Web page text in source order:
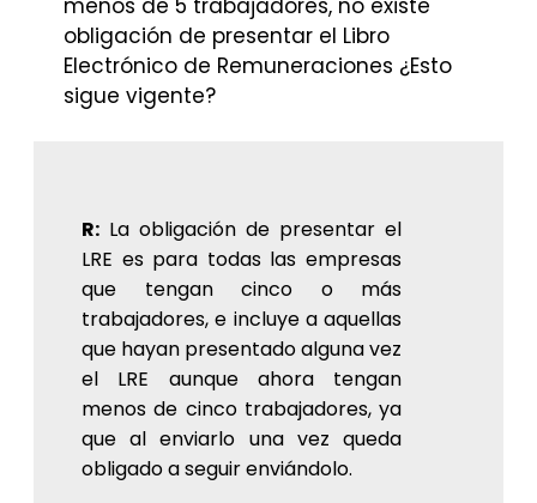
menos de 5 trabajadores, no existe
obligación de presentar el Libro
Electrónico de Remuneraciones ¿Esto
sigue vigente?
R: La obligación de presentar el
LRE es para todas las empresas
que tengan cinco o más
trabajadores, e incluye a aquellas
que hayan presentado alguna vez
el LRE aunque ahora tengan
menos de cinco trabajadores, ya
que al enviarlo una vez queda
obligado a seguir enviándolo.